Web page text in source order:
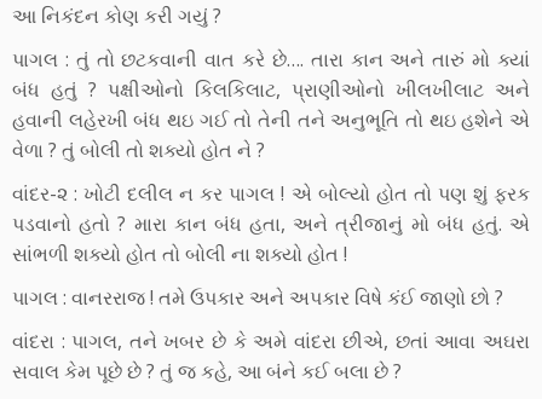
આ નિકંદન કોણ કરી ગયું ?
પાગલ : તું તો છટકવાની વાત કરે છે…. તારા કાન અને તારું મો ક્યાં
બંધ હતું ? પક્ષીઓનો કિલકિલાટ, પ્રાણીઓનો ખીલખીલાટ અને
હવાની લહેરખી બંધ થઇ ગઈ તો તેની તને અનુભૂતિ તો થઇ હશેને એ
વેળા ? તું બોલી તો શક્યો હોત ને ?
વાંદર-૨ : ખોટી દલીલ ન કર પાગલ ! એ બોલ્યો હોત તો પણ શું ફરક
પડવાનો હતો ? મારા કાન બંધ હતા, અને ત્રીજાનું મો બંધ હતું. એ
સાંભળી શક્યો હોત તો બોલી ના શક્યો હોત !
પાગલ : વાનરરાજ ! તમે ઉપકાર અને અપકાર વિષે કંઈ જાણો છો ?
વાંદરા : પાગલ, તને ખબર છે કે અમે વાંદરા છીએ, છતાં આવા અઘરા
સવાલ કેમ પૂછે છે ? તું જ કહે, આ બંને કઈ બલા છે ?